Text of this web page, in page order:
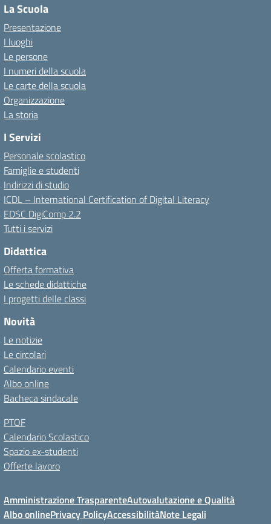
La Scuola
Presentazione
I luoghi
Le persone
I numeri della scuola
Le carte della scuola
Organizzazione
La storia
I Servizi
Personale scolastico
Famiglie e studenti
Indirizzi di studio
ICDL – International Certification of Digital Literacy
EDSC DigiComp 2.2
Tutti i servizi
Didattica
Offerta formativa
Le schede didattiche
I progetti delle classi
Novità
Le notizie
Le circolari
Calendario eventi
Albo online
Bacheca sindacale
PTOF
Calendario Scolastico
Spazio ex-studenti
Offerte lavoro
Amministrazione TrasparenteAutovalutazione e Qualità
Albo onlinePrivacy PolicyAccessibilitàNote Legali